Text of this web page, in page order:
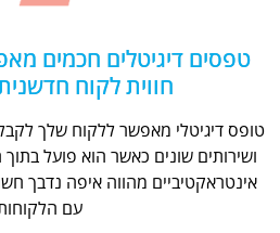
טפסים דיגיטלים חכמים
חווית לקוח
טופס דיגיטלי מאפשר ללקוח שלך
ושירותים שונים כאשר הוא פועל
אינטראקטיביים מהווה איפה נדבך
עם